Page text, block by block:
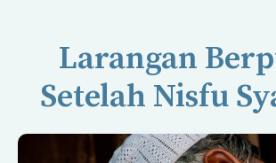
Larangan
Setelah Nisfu